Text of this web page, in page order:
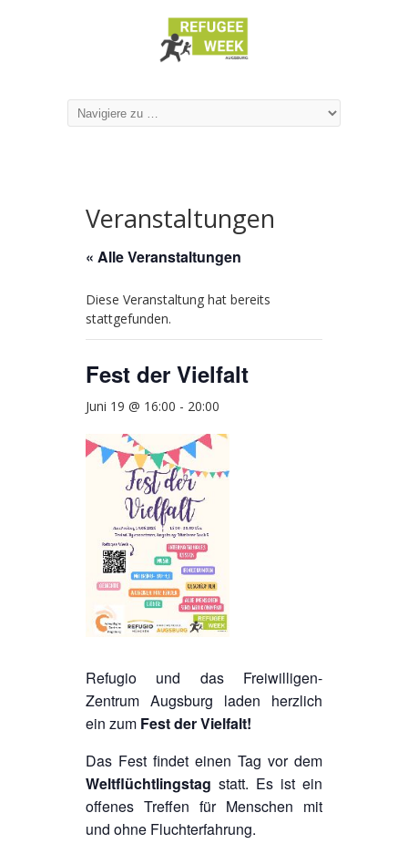
Veranstaltungen
« Alle Veranstaltungen
Diese Veranstaltung hat bereits
stattgefunden.
Fest der Vielfalt
Juni 19 @ 16:00 - 20:00
Refugio und das Freiwilligen-
Zentrum Augsburg laden herzlich
ein zum Fest der Vielfalt!
Das Fest findet einen Tag vor dem
Weltflüchtlingstag statt. Es ist ein
offenes Treffen für Menschen mit
und ohne Fluchterfahrung.